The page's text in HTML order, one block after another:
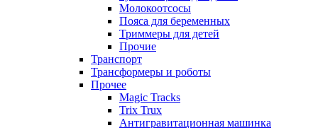
Молокоотсосы
Пояса для беременных
Триммеры для детей
Прочие
Транспорт
Трансформеры и роботы
Прочее
Magic Tracks
Trix Trux
Антигравитационная машинка